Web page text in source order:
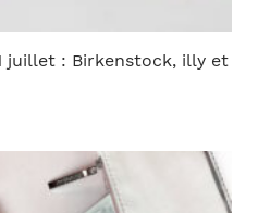
juillet : Birkenstock, illy et